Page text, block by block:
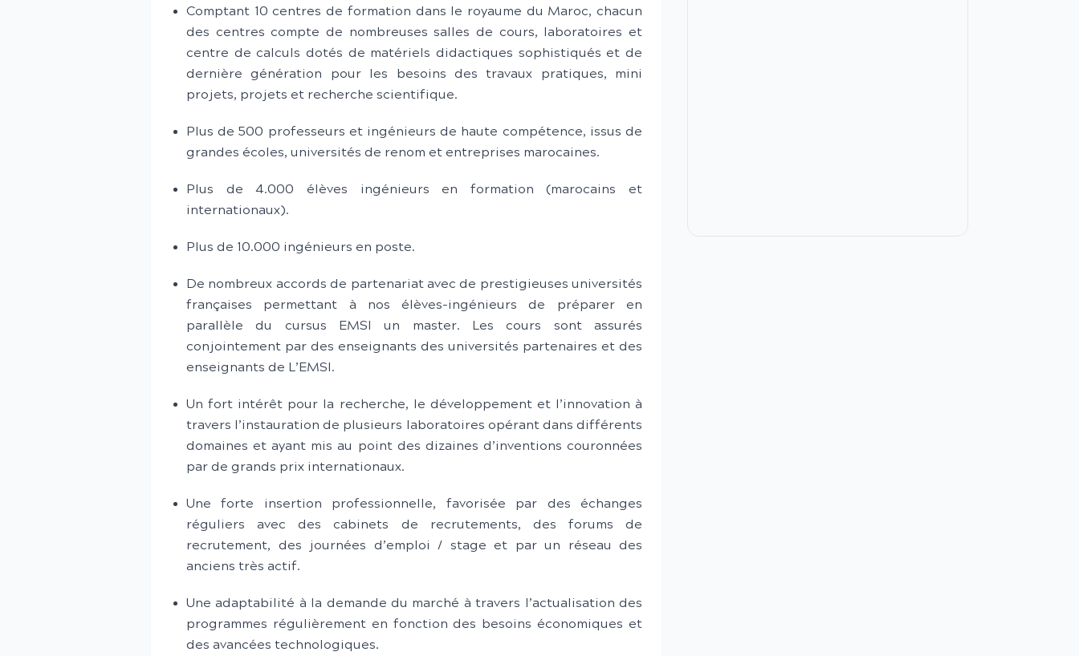
Comptant 10 centres de formation dans le royaume du Maroc, chacun
des centres compte de nombreuses salles de cours, laboratoires et
centre de calculs dotés de matériels didactiques sophistiqués et de
dernière génération pour les besoins des travaux pratiques, mini
projets, projets et recherche scientifique.
Plus de 500 professeurs et ingénieurs de haute compétence, issus de
grandes écoles, universités de renom et entreprises marocaines.
Plus de 4.000 élèves ingénieurs en formation (marocains et
internationaux).
Plus de 10.000 ingénieurs en poste.
De nombreux accords de partenariat avec de prestigieuses universités
françaises permettant à nos élèves-ingénieurs de préparer en
parallèle du cursus EMSI un master. Les cours sont assurés
conjointement par des enseignants des universités partenaires et des
enseignants de L’EMSI.
Un fort intérêt pour la recherche, le développement et l’innovation à
travers l’instauration de plusieurs laboratoires opérant dans différents
domaines et ayant mis au point des dizaines d’inventions couronnées
par de grands prix internationaux.
Une forte insertion professionnelle, favorisée par des échanges
réguliers avec des cabinets de recrutements, des forums de
recrutement, des journées d’emploi / stage et par un réseau des
anciens très actif.
Une adaptabilité à la demande du marché à travers l’actualisation des
programmes régulièrement en fonction des besoins économiques et
des avancées technologiques.